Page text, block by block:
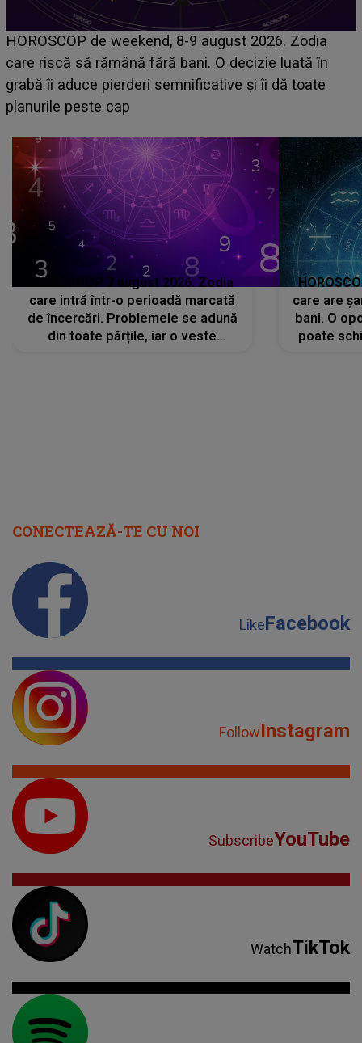
Emanuel a ținut ACEST DETALIU ASCUNS până
acum! În fața Alexandrei, concurentul din Casa Iubirii
face o MĂRTURISIRE NEAȘTEPTATĂ despre mama
sa: "I-am spus și ei în față, eu nu te iubesc pentru
HOROSCOP 7 august 2026. Zodia
care intră într-o perioadă marcată
de încercări. Problemele se adună
din toate părțile, iar o veste
care are
bani. O
poate
CONECTEAZĂ-TE CU NOI
LikeFacebook
FollowInstagram
SubscribeYouTube
WatchTikTok